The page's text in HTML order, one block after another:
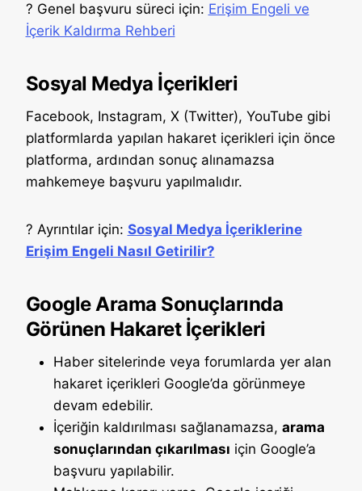
? Genel başvuru süreci için: Erişim Engeli ve
İçerik Kaldırma Rehberi
Sosyal Medya İçerikleri
Facebook, Instagram, X (Twitter), YouTube gibi
platformlarda yapılan hakaret içerikleri için önce
platforma, ardından sonuç alınamazsa
mahkemeye başvuru yapılmalıdır.
? Ayrıntılar için: Sosyal Medya İçeriklerine
Erişim Engeli Nasıl Getirilir?
Google Arama Sonuçlarında
Görünen Hakaret İçerikleri
Haber sitelerinde veya forumlarda yer alan
hakaret içerikleri Google’da görünmeye
devam edebilir.
İçeriğin kaldırılması sağlanamazsa, arama
sonuçlarından çıkarılması için Google’a
başvuru yapılabilir.